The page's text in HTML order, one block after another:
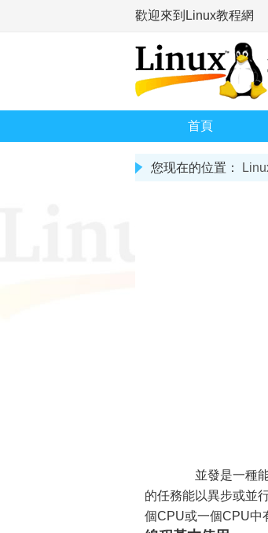
歡迎來到Linux教程網
首頁
您现在的位置：
並發是一種能
的任務能以異步或並
個CPU或一個CPU中